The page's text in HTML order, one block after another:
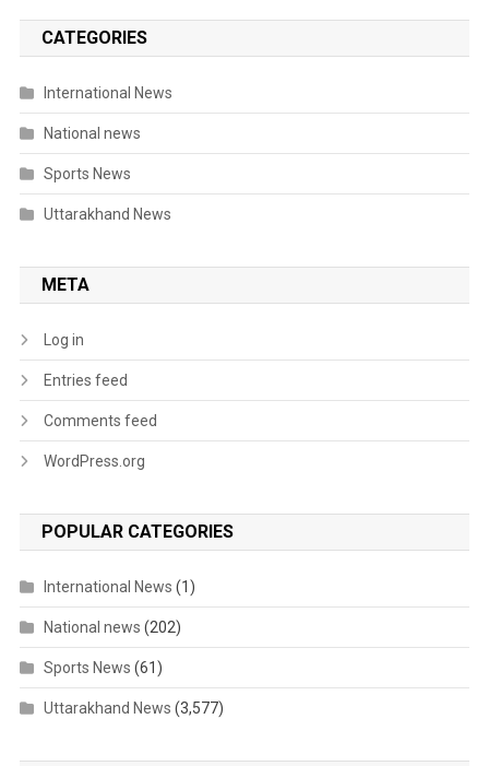
CATEGORIES
International News
National news
Sports News
Uttarakhand News
META
Log in
Entries feed
Comments feed
WordPress.org
POPULAR CATEGORIES
International News (1)
National news (202)
Sports News (61)
Uttarakhand News (3,577)